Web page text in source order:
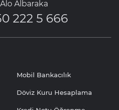
Alo Albaraka
222 5 666
Mobil Bankacılık
Döviz Kuru Hesaplama